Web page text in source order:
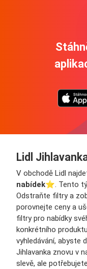
Lidl
V obchodě Lidl
nabídek⭐️. Tento
Odstraňte filtry a
porovnejte ceny a
filtry pro nabídky
konkrétního
vyhledávání, abyste
Jihlavanka znovu v
slevě, ale